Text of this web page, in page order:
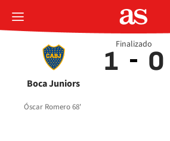
Boca Juniors
1
Óscar Romero 68'
0
Finalizado